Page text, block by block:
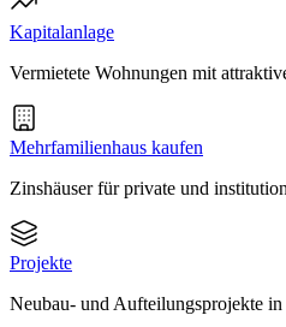
Kapitalanlage
Vermietete Wohnungen mit
Mehrfamilienhaus kaufen
Zinshäuser für private und
Projekte
Neubau- und Aufteilungsprojekte